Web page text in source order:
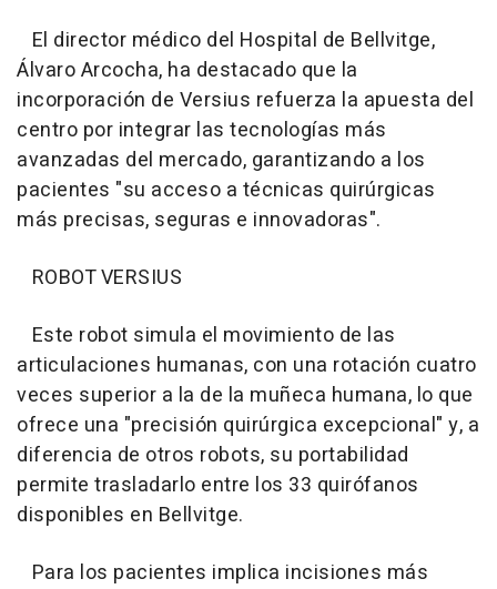
El director médico del Hospital de Bellvitge,
Álvaro Arcocha, ha destacado que la
incorporación de Versius refuerza la apuesta del
centro por integrar las tecnologías más
avanzadas del mercado, garantizando a los
pacientes "su acceso a técnicas quirúrgicas
más precisas, seguras e innovadoras".
ROBOT VERSIUS
Este robot simula el movimiento de las
articulaciones humanas, con una rotación cuatro
veces superior a la de la muñeca humana, lo que
ofrece una "precisión quirúrgica excepcional" y, a
diferencia de otros robots, su portabilidad
permite trasladarlo entre los 33 quirófanos
disponibles en Bellvitge.
Para los pacientes implica incisiones más